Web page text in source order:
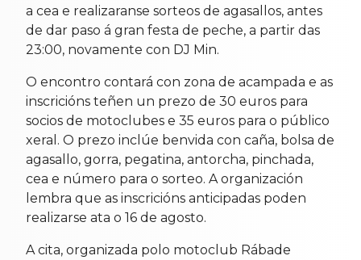
a cea e realizaranse sorteos de agasallos, antes
de dar paso á gran festa de peche, a partir das
23:00, novamente con DJ Min.
O encontro contará con zona de acampada e as
inscricións teñen un prezo de 30 euros para
socios de motoclubes e 35 euros para o público
xeral. O prezo inclúe benvida con caña, bolsa de
agasallo, gorra, pegatina, antorcha, pinchada,
cea e número para o sorteo. A organización
lembra que as inscricións anticipadas poden
realizarse ata o 16 de agosto.
A cita, organizada polo motoclub Rábade